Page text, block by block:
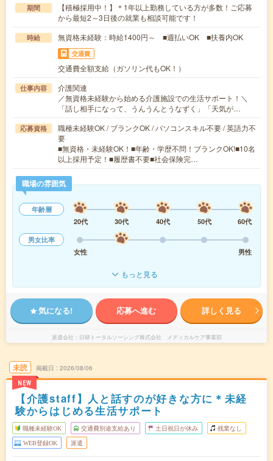
期間
【積極採用中！】＊1年以上勤務している方が多数！ご応募
から最短2～3日後の就業も相談可能です！
時給 無資格未経験：時給1400円～ ■週払いOK ■扶養内OK
交通費
交通費全額支給（ガソリン代もOK！）
仕事内容
介護関連
／無資格未経験から始める介護施設での生活サポート！＼
「話し相手になって、うんうんとうなずく」「天気が…
応募資格
職種未経験OK / ブランクOK / パソコンスキル不要 / 英語力不
要
■無資格・未経験OK！■年齢・学歴不問！ブランクOK!■10名
以上採用予定！■履歴書不要■社会保険完…
職場の雰囲気
年齢層
20代
30代 40代 50代
60代
男女比率
女性
男性
もっと見る
気になる! 応募へ進む 詳しく見る
派遣会社 日研トータルソーシング株式会社 メディカルケア事業部
未読
NEW
掲載日 2026/08/06
【介護staff】人と話すのが好きな方に＊未経
験からはじめる生活サポート
職種未経験OK 交通費別途支給あり 土日祝日が休み 残業なし
WEB登録OK 派遣